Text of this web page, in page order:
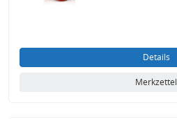
Details
Merkzettel